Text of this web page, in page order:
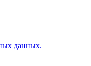
данных.